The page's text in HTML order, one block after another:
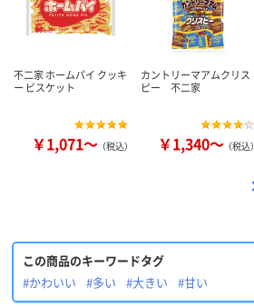
不二家 ホームパイ クッキ
ー ビスケット
￥1,071～ （税込）
カントリーマアムクリス
ピー 不二家
￥1,340～ （税込）
この商品のキーワードタグ
#かわいい
#多い #大きい #甘い